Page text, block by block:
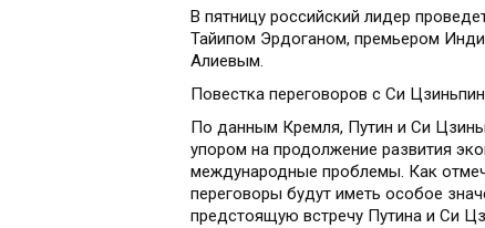
В пятницу российский лидер
Тайипом Эрдоганом, премьером
Алиевым.
Повестка переговоров с Си
По данным Кремля, Путин и Си
упором на продолжение развития
международные проблемы. Как
переговоры будут иметь особое
предстоящую встречу Путина и Си